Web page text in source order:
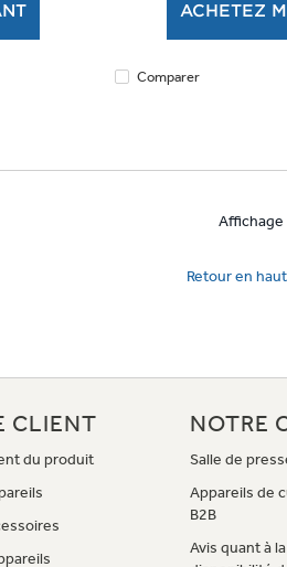
ACHETEZ
Comparer
Affichage
Retour en
CLIENT
du produit
NOTRE
Salle de
Appareils de
B2B
Avis quant à